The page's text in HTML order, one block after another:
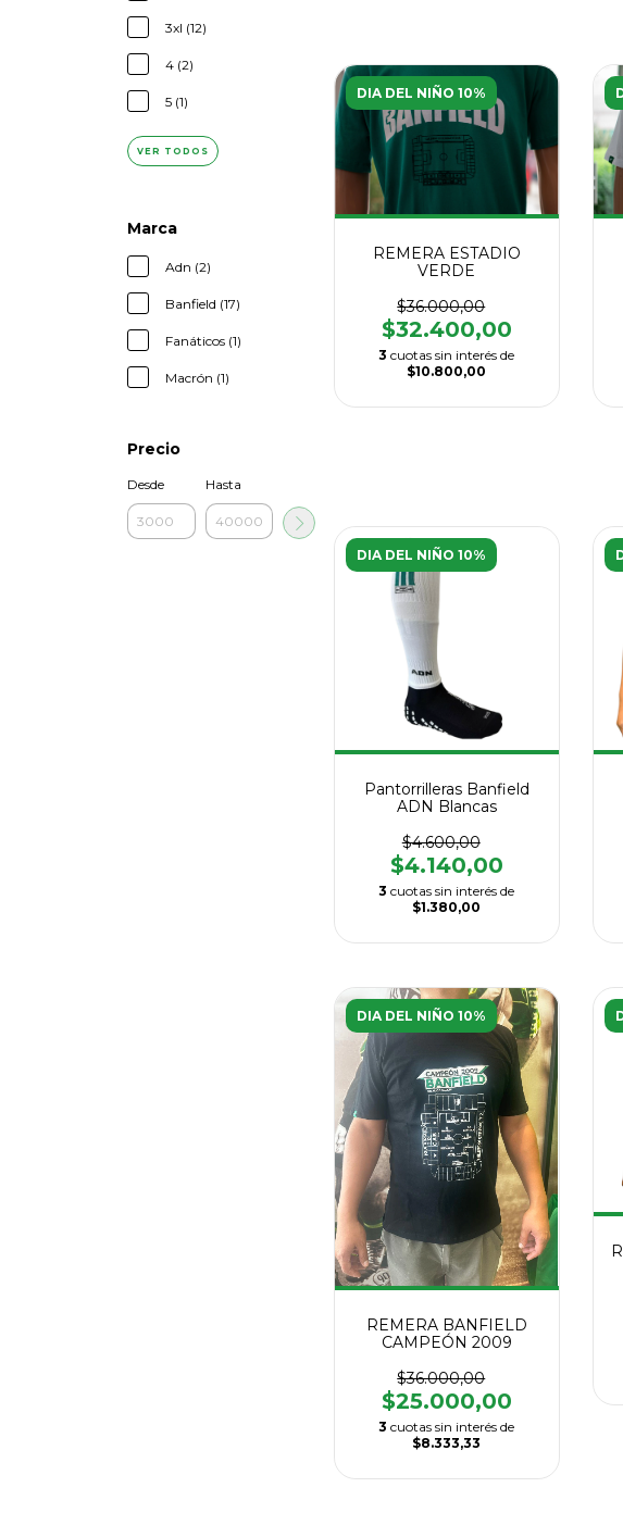
3xl (12)
4 (2)
5 (1)
VER TODOS
Marca
Adn (2)
Banfield (17)
Fanáticos (1)
Macrón (1)
Precio
Desde Hasta
DIA DEL NIÑO 10%
REMERA ESTADIO
VERDE
$36.000,00
$32.400,00
3 cuotas sin interés de
$10.800,00
DIA DEL NIÑO 10%
Pantorrilleras Banfield
ADN Blancas
$4.600,00
$4.140,00
3 cuotas sin interés de
$1.380,00
DIA DEL NIÑO 10%
REMERA BANFIELD
CAMPEÓN 2009
$36.000,00
$25.000,00
3 cuotas sin interés de
$8.333,33